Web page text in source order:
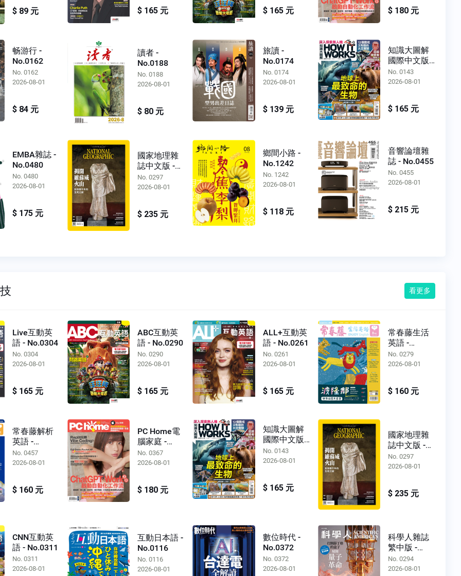
$ 89 元 $ 165 元 $ 165 元 $ 180 元
畅游行 -
No.0162
No. 0162
2026-08-01
$ 84 元
讀者 -
No.0188
No. 0188
2026-08-01
$ 80 元
旅讀 -
No.0174
No. 0174
2026-08-01
$ 139 元
知識大圖解
國際中文版 -
No.0143
No. 0143
2026-08-01
$ 165 元
EMBA雜誌 -
No.0480
No. 0480
2026-08-01
$ 175 元
國家地理雜
誌中文版 -
No.0297
No. 0297
2026-08-01
$ 235 元
鄉間小路 -
No.1242
No. 1242
2026-08-01
$ 118 元
音響論壇雜
誌 - No.0455
No. 0455
2026-08-01
$ 215 元
看更多
Live互動英
語 - No.0304
No. 0304
2026-08-01
$ 165 元
ABC互動英
語 - No.0290
No. 0290
2026-08-01
$ 165 元
ALL+互動英
語 - No.0261
No. 0261
2026-08-01
$ 165 元
常春藤生活
英語 -
No.0279
No. 0279
2026-08-01
$ 160 元
常春藤解析
英語 -
No.0457
No. 0457
2026-08-01
$ 160 元
PC Home電
腦家庭 -
No.0367
No. 0367
2026-08-01
$ 180 元
知識大圖解
國際中文版 -
No.0143
No. 0143
2026-08-01
$ 165 元
國家地理雜
誌中文版 -
No.0297
No. 0297
2026-08-01
$ 235 元
CNN互動英
語 - No.0311
No. 0311
2026-08-01
互動日本語 -
No.0116
No. 0116
2026-08-01
數位時代 -
No.0372
No. 0372
2026-08-01
科學人雜誌
繁中版 -
No.0294
No. 0294
2026-08-01